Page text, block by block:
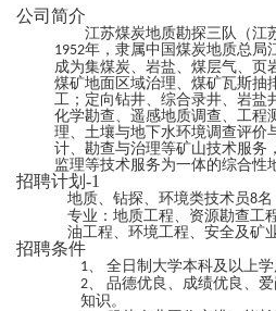
公司简介
江苏煤炭地质勘探三队（江
1952年，隶属中国煤炭地质总局
成为集煤炭、岩盐、煤层气、页
煤矿地面区域治理、煤矿瓦斯抽
工；定向钻井、综合录井、岩盐
化学勘查、遥感地质调查、工程
理、土壤与地下水环境调查评价
计、勘查与治理等矿山技术服务
监理等技术服务为一体的综合性
招聘计划 -1
地质、钻探、环境类技术员8名
专业：地质工程、资源勘查工
油工程、环境工程、安全及矿
招聘条件
1、 全日制大学本科及以上学
2、 品德优良、成绩优良、
知识。